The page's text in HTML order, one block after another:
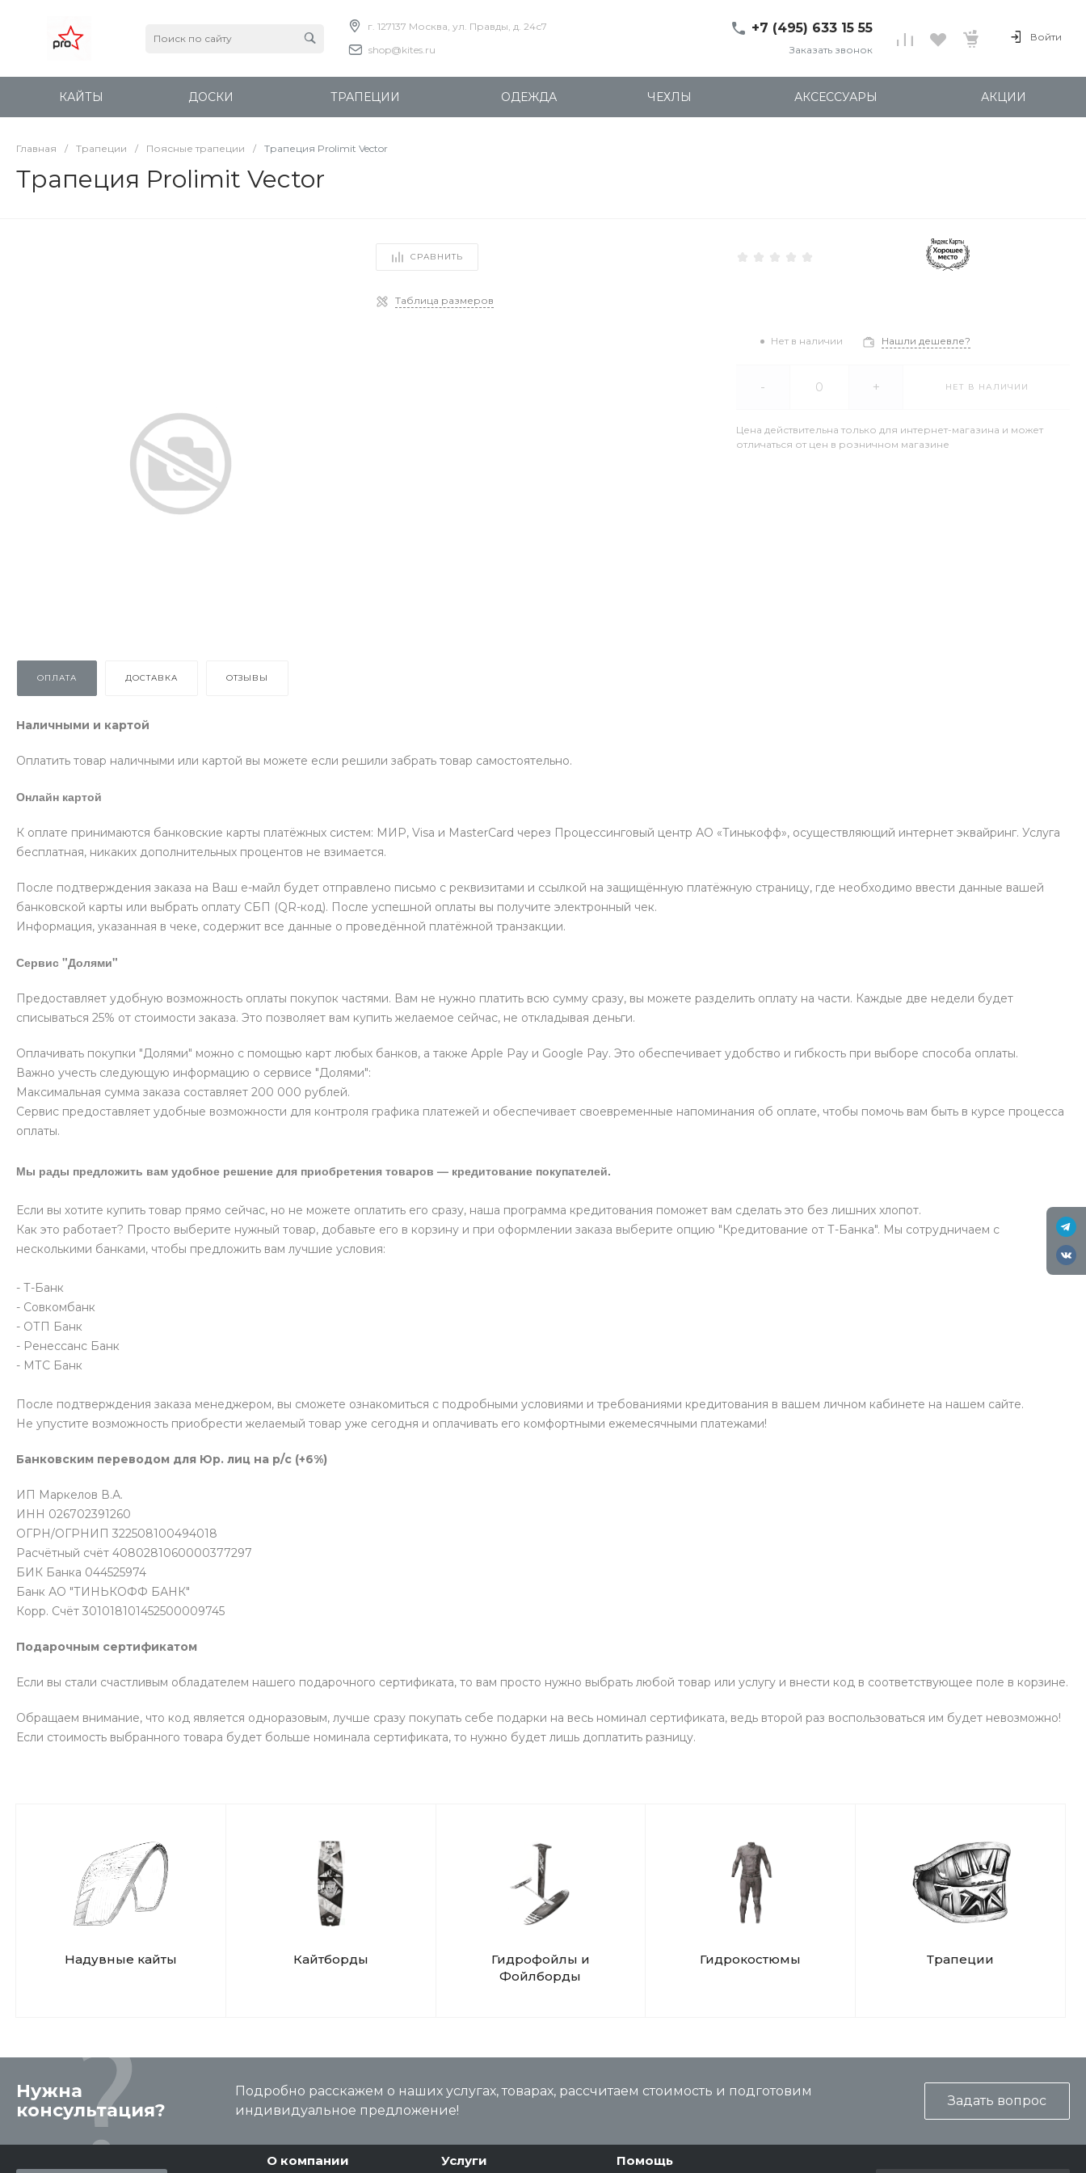
г. 127137 Москва, ул. Правды, д. 24с7
shop@kites.ru
+7 (495) 633 15 55
Правды, д. 24с7
Пн-Пт: 11:00-20:00
Заказать звонок
Войти
КАЙТЫ ДОСКИ ТРАПЕЦИИ ОДЕЖДА ЧЕХЛЫ АКСЕССУАРЫ АКЦИИ
Главная / Трапеции / Поясные трапеции / Трапеция Prolimit Vector
Трапеция Prolimit Vector
СРАВНИТЬ
Таблица размеров
Нет в наличии Нашли дешевле?
- + НЕТ В НАЛИЧИИ
Цена действительна только для интернет-магазина и может
отличаться от цен в розничном магазине
ОПЛАТА ДОСТАВКА ОТЗЫВЫ
Наличными и картой
Оплатить товар наличными или картой вы можете если решили забрать товар самостоятельно.
Онлайн картой
К оплате принимаются банковские карты платёжных систем: МИР, Visa и MasterCard через Процессинговый центр АО «Тинькофф», осуществляющий интернет эквайринг. Услуга
бесплатная, никаких дополнительных процентов не взимается.
После подтверждения заказа на Ваш е-майл будет отправлено письмо с реквизитами и ссылкой на защищённую платёжную страницу, где необходимо ввести данные вашей
банковской карты или выбрать оплату СБП (QR-код). После успешной оплаты вы получите электронный чек.
Информация, указанная в чеке, содержит все данные о проведённой платёжной транзакции.
Сервис "Долями"
Предоставляет удобную возможность оплаты покупок частями. Вам не нужно платить всю сумму сразу, вы можете разделить оплату на части. Каждые две недели будет
списываться 25% от стоимости заказа. Это позволяет вам купить желаемое сейчас, не откладывая деньги.
Оплачивать покупки "Долями" можно с помощью карт любых банков, а также Apple Pay и Google Pay. Это обеспечивает удобство и гибкость при выборе способа оплаты.
Важно учесть следующую информацию о сервисе "Долями":
Максимальная сумма заказа составляет 200 000 рублей.
Сервис предоставляет удобные возможности для контроля графика платежей и обеспечивает своевременные напоминания об оплате, чтобы помочь вам быть в курсе процесса
оплаты.
Мы рады предложить вам удобное решение для приобретения товаров — кредитование покупателей.
Если вы хотите купить товар прямо сейчас, но не можете оплатить его сразу, наша программа кредитования поможет вам сделать это без лишних хлопот.
Как это работает? Просто выберите нужный товар, добавьте его в корзину и при оформлении заказа выберите опцию "Кредитование от Т-Банка". Мы сотрудничаем с
несколькими банками, чтобы предложить вам лучшие условия:
- Т-Банк
- Совкомбанк
- ОТП Банк
- Ренессанс Банк
- МТС Банк
После подтверждения заказа менеджером, вы сможете ознакомиться с подробными условиями и требованиями кредитования в вашем личном кабинете на нашем сайте.
Не упустите возможность приобрести желаемый товар уже сегодня и оплачивать его комфортными ежемесячными платежами!
Банковским переводом для Юр. лиц на р/с (+6%)
ИП Маркелов В.А.
ИНН 026702391260
ОГРН/ОГРНИП 322508100494018
Расчётный счёт 4080281060000377297
БИК Банка 044525974
Банк АО "ТИНЬКОФФ БАНК"
Корр. Счёт 301018101452500009745
Подарочным сертификатом
Если вы стали счастливым обладателем нашего подарочного сертификата, то вам просто нужно выбрать любой товар или услугу и внести код в соответствующее поле в корзине.
Обращаем внимание, что код является одноразовым, лучше сразу покупать себе подарки на весь номинал сертификата, ведь второй раз воспользоваться им будет невозможно!
Если стоимость выбранного товара будет больше номинала сертификата, то нужно будет лишь доплатить разницу.
Надувные кайты Кайтборды
Гидрофойлы и
Фойлборды
Гидрокостюмы Трапеции
Нужна
консультация?
Подробно расскажем о наших услугах, товарах, рассчитаем стоимость и подготовим
индивидуальное предложение!
Задать вопрос
О компании Услуги Помощь